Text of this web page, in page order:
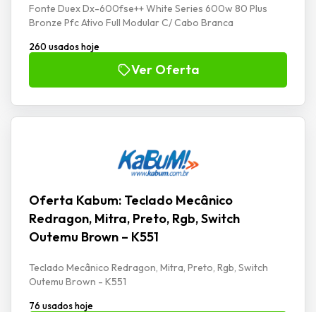
Fonte Duex Dx-600fse++ White Series 600w 80 Plus
Bronze Pfc Ativo Full Modular C/ Cabo Branca
260 usados hoje
Ver Oferta
Oferta Kabum: Teclado Mecânico
Redragon, Mitra, Preto, Rgb, Switch
Outemu Brown – K551
Teclado Mecânico Redragon, Mitra, Preto, Rgb, Switch
Outemu Brown - K551
76 usados hoje